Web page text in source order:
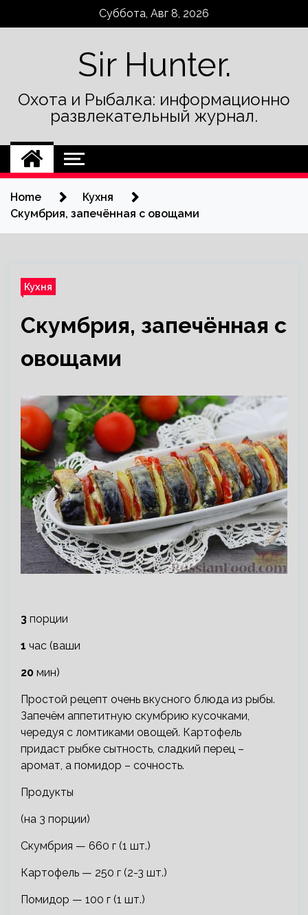
Суббота, Авг 8, 2026
Sir Hunter.
Охота и Рыбалка: информационно
развлекательный журнал.
Home
Кухня
Скумбрия, запечённая с овощами
Кухня
Скумбрия, запечённая с
овощами
3 порции
1 час (ваши
20 мин)
Простой рецепт очень вкусного блюда из рыбы.
Запечём аппетитную скумбрию кусочками,
чередуя с ломтиками овощей. Картофель
придаст рыбке сытность, сладкий перец –
аромат, а помидор – сочность.
Продукты
(на 3 порции)
Скумбрия — 660 г (1 шт.)
Картофель — 250 г (2-3 шт.)
Помидор — 100 г (1 шт.)